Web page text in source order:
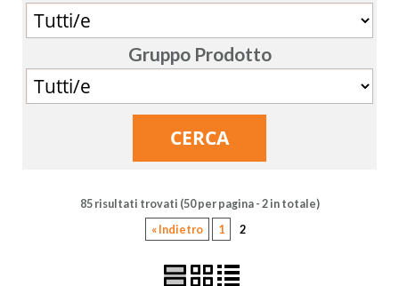
Gruppo Prodotto
85 risultati trovati (50 per pagina - 2 in totale)
« Indietro
1 2